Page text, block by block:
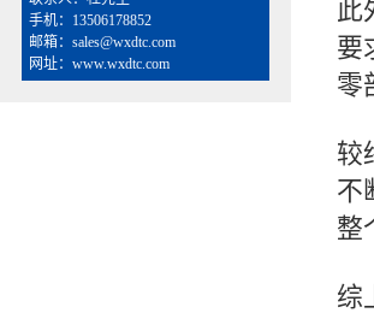
手机：13506178852
邮箱：sales@wxdtc.com
网址：www.wxdtc.com
此
要
零
较
不
整
综